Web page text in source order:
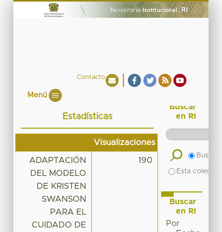
Contacto
Menú
Estadísticas
Visualizaciones
ADAPTACIÓN
DEL MODELO
DE KRISTEN
SWANSON
PARA EL
CUIDADO DE
190
Buscar
en RI
Buscar
Esta
Buscar
en RI
Por